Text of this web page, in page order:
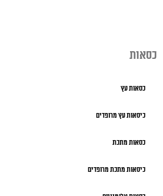
כסאות
כסאות עץ
כיסאות עץ מרופדים
כסאות מתכת
כיסאות מתכת מרופדים